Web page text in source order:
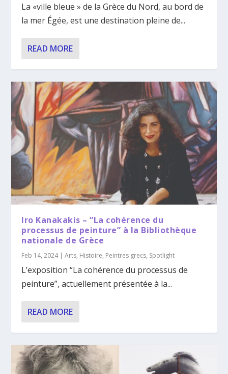
La «ville bleue » de la Grèce du Nord, au bord de
la mer Égée, est une destination pleine de...
READ MORE
Iro Kanakakis – “La cohérence du
processus de peinture” à la Bibliothèque
nationale de Grèce
Feb 14, 2024|Arts, Histoire, Peintres grecs, Spotlight
L’exposition “La cohérence du processus de
peinture”, actuellement présentée à la...
READ MORE